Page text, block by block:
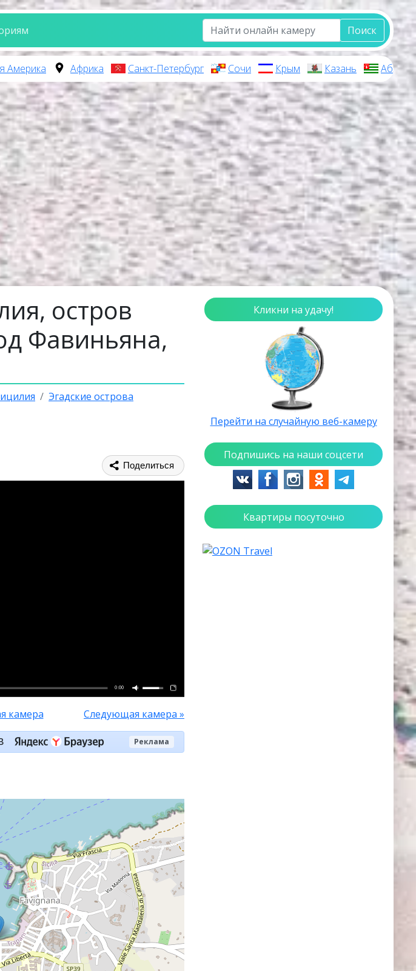
Поиск
Америка Африка Санкт-Петербург Сочи Крым Казань
остров
Фавиньяна,
Эгадские острова
Поделиться
0:00
камера Следующая камера »
Реклама
Кликни на удачу!
Перейти на случайную веб-камеру
Подпишись на наши соцсети
Квартиры посуточно